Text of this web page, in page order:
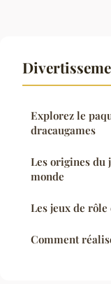
Explorez le
dracaugames
Les origines du
monde
Les jeux de
Comment